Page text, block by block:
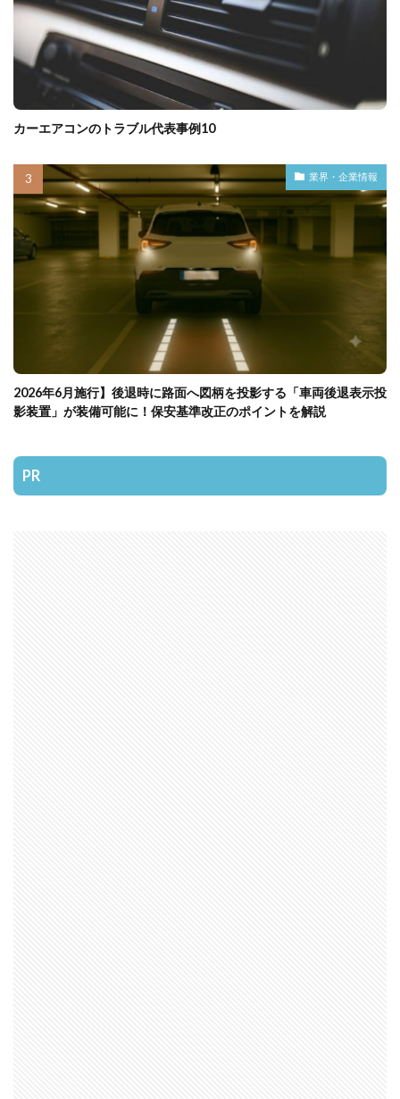
カーエアコンのトラブル代表事例10
業界・企業情報
2026年6月施行】後退時に路面へ図柄を投影する「車両後退表示投
影装置」が装備可能に！保安基準改正のポイントを解説
PR